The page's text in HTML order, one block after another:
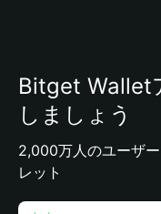
Bitget Wallet
しましょう
2,000万人のユーザ
レット